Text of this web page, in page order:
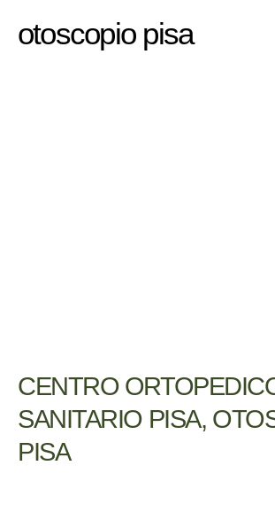
otoscopio pisa
CENTRO
SANITARIO PISA,
PISA